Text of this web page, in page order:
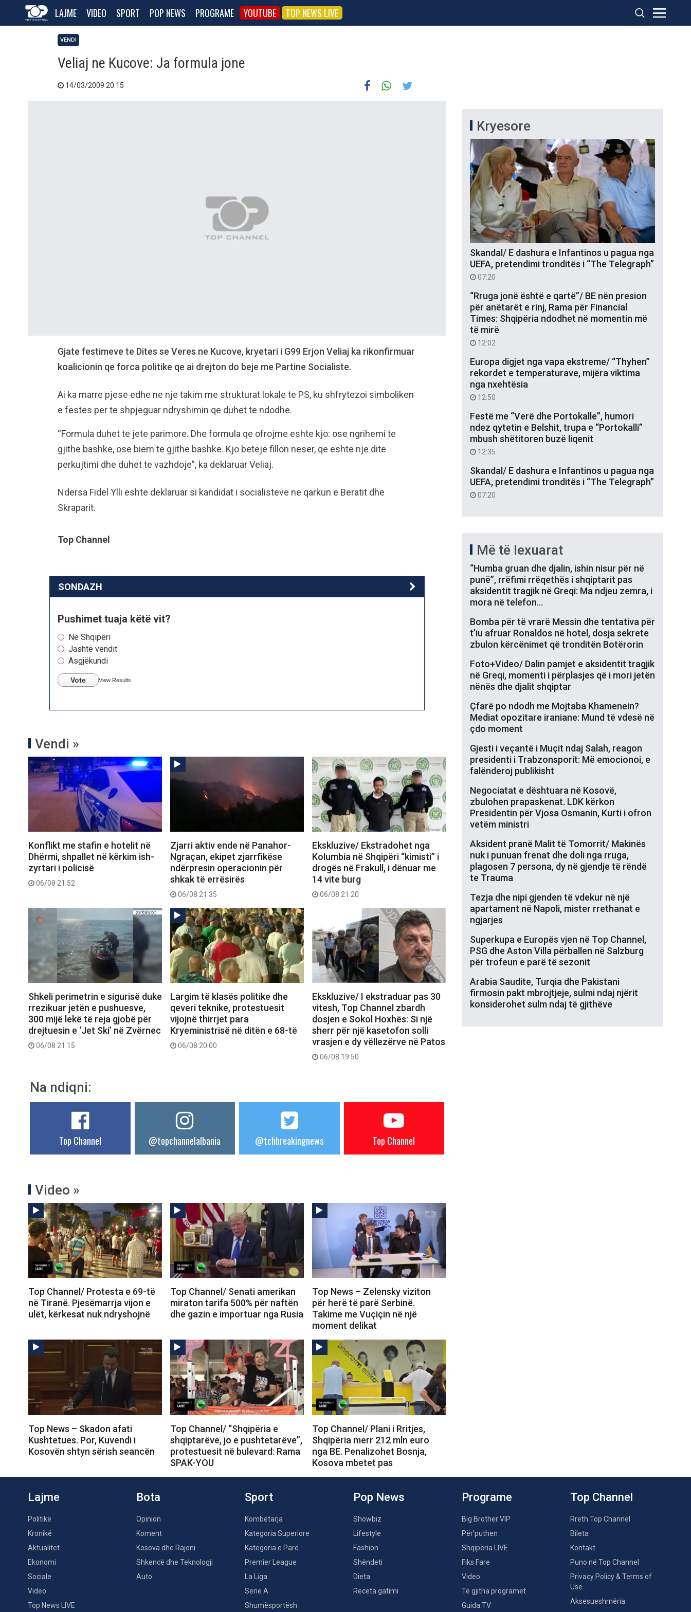
LAJME VIDEO SPORT POP NEWS PROGRAME YOUTUBE TOP NEWS LIVE
VENDI
Veliaj ne Kucove: Ja formula jone
14/03/2009 20:15
Gjate festimeve te Dites se Veres ne Kucove, kryetari i G99 Erjon Veliaj ka rikonfirmuar
koalicionin qe forca politike qe ai drejton do beje me Partine Socialiste.
Ai ka marre pjese edhe ne nje takim me strukturat lokale te PS, ku shfrytezoi simboliken
e festes per te shpjeguar ndryshimin qe duhet te ndodhe.
“Formula duhet te jete parimore. Dhe formula qe ofrojme eshte kjo: ose ngrihemi te
gjithe bashke, ose biem te gjithe bashke. Kjo beteje fillon neser, qe eshte nje dite
perkujtimi dhe duhet te vazhdoje”, ka deklaruar Veliaj.
Ndersa Fidel Ylli eshte deklaruar si kandidat i socialisteve ne qarkun e Beratit dhe
Skraparit.
Top Channel
SONDAZH
Pushimet tuaja këtë vit?
Në Shqipëri
Jashtë vendit
Asgjëkundi
Vote View Results
Vendi »
Konflikt me stafin e hotelit në
Dhërmi, shpallet në kërkim ish-
zyrtari i policisë
06/08 21:52
Zjarri aktiv ende në Panahor-
Ngraçan, ekipet zjarrfikëse
ndërpresin operacionin për
shkak të errësirës
06/08 21:35
Ekskluzive/ Ekstradohet nga
Kolumbia në Shqipëri “kimisti” i
drogës në Frakull, i dënuar me
14 vite burg
06/08 21:20
Shkeli perimetrin e sigurisë duke
rrezikuar jetën e pushuesve,
300 mijë lekë të reja gjobë për
drejtuesin e ‘Jet Ski’ në Zvërnec
06/08 21:15
Largim të klasës politike dhe
qeveri teknike, protestuesit
vijojnë thirrjet para
Kryeministrisë në ditën e 68-të
06/08 20:00
Ekskluzive/ I ekstraduar pas 30
vitesh, Top Channel zbardh
dosjen e Sokol Hoxhës: Si një
sherr për një kasetofon solli
vrasjen e dy vëllezërve në Patos
06/08 19:50
Na ndiqni:
Top Channel @topchannelalbania @tchbreakingnews Top Channel
Video »
Top Channel/ Protesta e 69-të
në Tiranë. Pjesëmarrja vijon e
ulët, kërkesat nuk ndryshojnë
Top Channel/ Senati amerikan
miraton tarifa 500% për naftën
dhe gazin e importuar nga Rusia
Top News – Zelensky viziton
për herë të parë Serbinë.
Takime me Vuçiçin në një
moment delikat
Top News – Skadon afati
Kushtetues. Por, Kuvendi i
Kosovën shtyn sërish seancën
Top Channel/ “Shqipëria e
shqiptarëve, jo e pushtetarëve”,
protestuesit në bulevard: Rama
SPAK-YOU
Top Channel/ Plani i Rritjes,
Shqipëria merr 212 mln euro
nga BE. Penalizohet Bosnja,
Kosova mbetet pas
Kryesore
Skandal/ E dashura e Infantinos u pagua nga
UEFA, pretendimi tronditës i “The Telegraph”
07:20
“Rruga jonë është e qartë”/ BE nën presion
për anëtarët e rinj, Rama për Financial
Times: Shqipëria ndodhet në momentin më
të mirë
12:02
Europa digjet nga vapa ekstreme/ “Thyhen”
rekordet e temperaturave, mijëra viktima
nga nxehtësia
12:50
Festë me “Verë dhe Portokalle”, humori
ndez qytetin e Belshit, trupa e “Portokalli”
mbush shëtitoren buzë liqenit
12:35
Skandal/ E dashura e Infantinos u pagua nga
UEFA, pretendimi tronditës i “The Telegraph”
07:20
Më të lexuarat
“Humba gruan dhe djalin, ishin nisur për në
punë”, rrëfimi rrëqethës i shqiptarit pas
aksidentit tragjik në Greqi: Ma ndjeu zemra, i
mora në telefon…
Bomba për të vrarë Messin dhe tentativa për
t’iu afruar Ronaldos në hotel, dosja sekrete
zbulon kërcënimet që tronditën Botërorin
Foto+Video/ Dalin pamjet e aksidentit tragjik
në Greqi, momenti i përplasjes që i mori jetën
nënës dhe djalit shqiptar
Çfarë po ndodh me Mojtaba Khamenein?
Mediat opozitare iraniane: Mund të vdesë në
çdo moment
Gjesti i veçantë i Muçit ndaj Salah, reagon
presidenti i Trabzonsporit: Më emocionoi, e
falënderoj publikisht
Negociatat e dështuara në Kosovë,
zbulohen prapaskenat. LDK kërkon
Presidentin për Vjosa Osmanin, Kurti i ofron
vetëm ministri
Aksident pranë Malit të Tomorrit/ Makinës
nuk i punuan frenat dhe doli nga rruga,
plagosen 7 persona, dy në gjendje të rëndë
te Trauma
Tezja dhe nipi gjenden të vdekur në një
apartament në Napoli, mister rrethanat e
ngjarjes
Superkupa e Europës vjen në Top Channel,
PSG dhe Aston Villa përballen në Salzburg
për trofeun e parë të sezonit
Arabia Saudite, Turqia dhe Pakistani
firmosin pakt mbrojtjeje, sulmi ndaj njërit
konsiderohet sulm ndaj të gjithëve
Lajme
Politikë
Kronikë
Aktualitet
Ekonomi
Sociale
Video
Top News LIVE
Bota
Opinion
Koment
Kosova dhe Rajoni
Shkencë dhe Teknologji
Auto
Sport
Kombëtarja
Kategoria Superiore
Kategoria e Parë
Premier League
La Liga
Serie A
Shumësportësh
Pop News
Showbiz
Lifestyle
Fashion
Shëndeti
Dieta
Receta gatimi
Programe
Big Brother VIP
Për’puthen
Shqipëria LIVE
Fiks Fare
Video
Të gjitha programet
Guida TV
Top Channel
Rreth Top Channel
Bileta
Kontakt
Puno në Top Channel
Privacy Policy & Terms of
Use
Aksesueshmëria